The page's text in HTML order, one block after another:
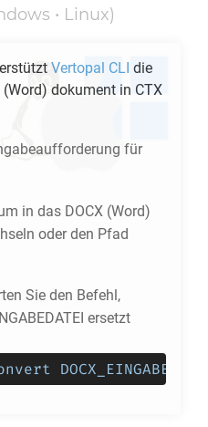
• Linux)
Vertopal CLI die
(Word) dokument in CTX
für
in das DOCX (Word)
oder den Pfad
Sie den Befehl,
ersetzt